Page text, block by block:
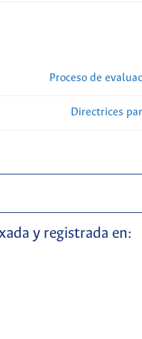
Proceso de
Directrices
y registrada en: